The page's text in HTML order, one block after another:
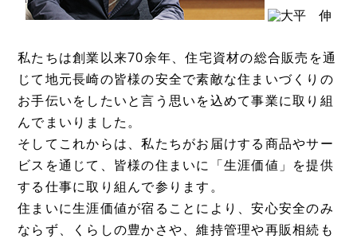
私たちは創業以来70余年、住宅資材の総合販売を通
じて地元長崎の皆様の安全で素敵な住まいづくりの
お手伝いをしたいと言う思いを込めて事業に取り組
んでまいりました。
そしてこれからは、私たちがお届けする商品やサー
ビスを通じて、皆様の住まいに「生涯価値」を提供
する仕事に取り組んで参ります。
住まいに生涯価値が宿ることにより、安心安全のみ
ならず、くらしの豊かさや、維持管理や再販相続も